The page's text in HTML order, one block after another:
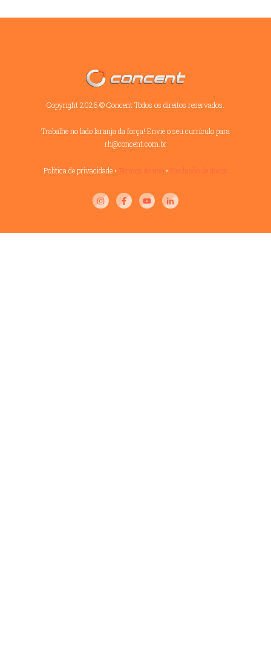
Copyright2026©ConcentTodos os direitos reservados.
Trabalhe no lado laranja da força! Envie o seu currículo para
rh@concent.com.br
Política de privacidade•Termos de uso • Exclusão de dados